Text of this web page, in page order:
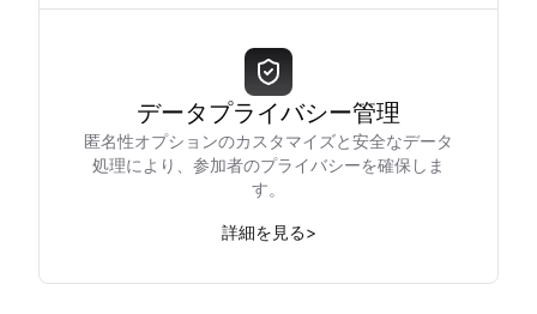
データプライバシー管理
匿名性オプションのカスタマイズと安全なデータ
処理により、参加者のプライバシーを確保しま
す。
詳細を見る>